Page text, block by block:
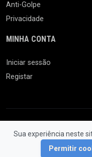
Sua experiência neste
Permitir
Anti-Golpe
Privacidade
MINHA CONTA
Iniciar sessão
Registar
© 2026 Feira da